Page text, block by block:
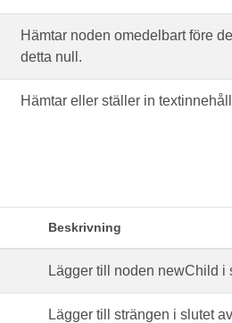
Hämtar noden omedelbart före
detta null.
Hämtar eller ställer in
Beskrivning
Lägger till noden newChild i
Lägger till strängen i slutet